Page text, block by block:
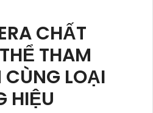
CHẤT
THAM
CÙNG LOẠI
HIỆU